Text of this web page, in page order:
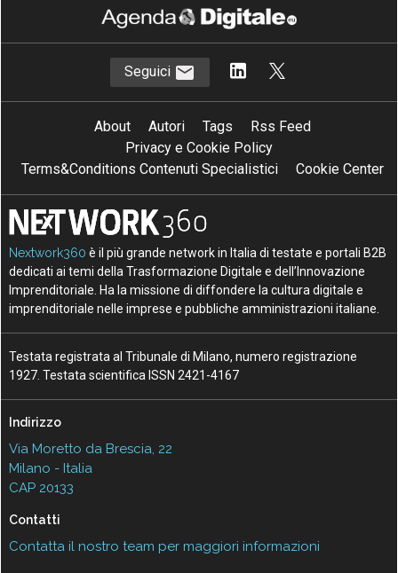
Seguici
About Autori Tags
Rss Feed
Privacy e Cookie Policy
Terms&Conditions Contenuti Specialistici
Cookie Center
Nextwork360 è il più grande network in Italia di testate e portali B2B
dedicati ai temi della Trasformazione Digitale e dell’Innovazione
Imprenditoriale. Ha la missione di diffondere la cultura digitale e
imprenditoriale nelle imprese e pubbliche amministrazioni italiane.
Testata registrata al Tribunale di Milano, numero registrazione
1927. Testata scientifica ISSN 2421-4167
Indirizzo
Via Moretto da Brescia, 22
Milano - Italia
CAP 20133
Contatti
Contatta il nostro team per maggiori informazioni